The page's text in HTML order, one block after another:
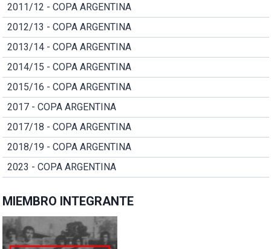
2011/12 - COPA ARGENTINA
2012/13 - COPA ARGENTINA
2013/14 - COPA ARGENTINA
2014/15 - COPA ARGENTINA
2015/16 - COPA ARGENTINA
2017 - COPA ARGENTINA
2017/18 - COPA ARGENTINA
2018/19 - COPA ARGENTINA
2023 - COPA ARGENTINA
MIEMBRO INTEGRANTE